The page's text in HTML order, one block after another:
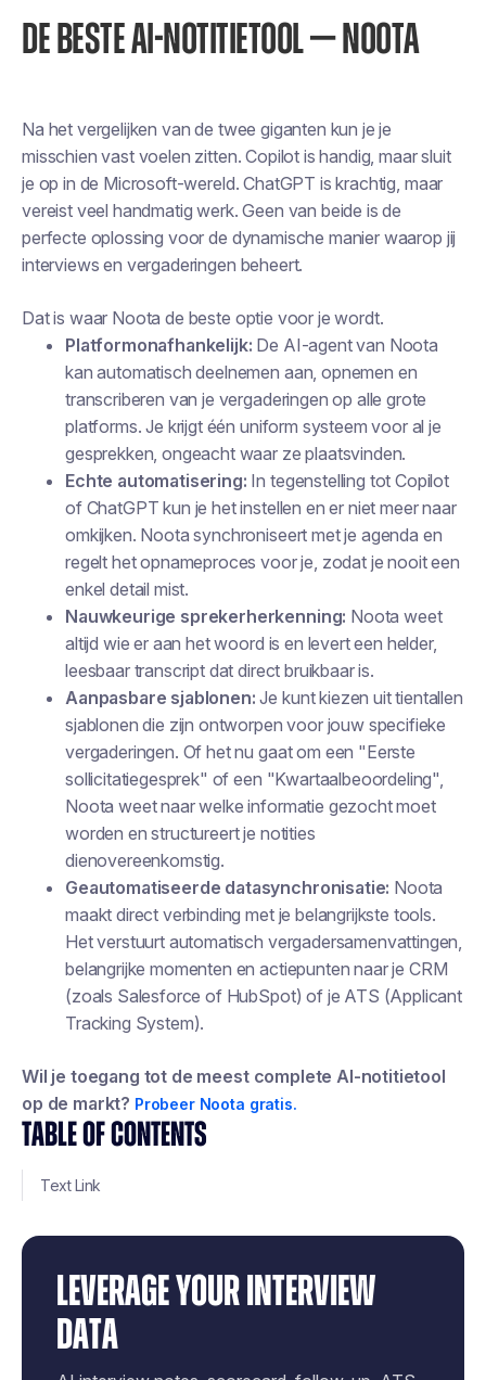
TABLE OF CONTENTS
Text Link
LEVERAGE YOUR INTERVIEW
DATA
DE BESTE AI-NOTITIETOOL — NOOTA
Na het vergelijken van de twee giganten kun je je
misschien vast voelen zitten. Copilot is handig, maar sluit
je op in de Microsoft-wereld. ChatGPT is krachtig, maar
vereist veel handmatig werk. Geen van beide is de
perfecte oplossing voor de dynamische manier waarop jij
interviews en vergaderingen beheert.
Dat is waar Noota de beste optie voor je wordt.
Platformonafhankelijk: De AI-agent van Noota
kan automatisch deelnemen aan, opnemen en
transcriberen van je vergaderingen op alle grote
platforms. Je krijgt één uniform systeem voor al je
gesprekken, ongeacht waar ze plaatsvinden.
Echte automatisering: In tegenstelling tot Copilot
of ChatGPT kun je het instellen en er niet meer naar
omkijken. Noota synchroniseert met je agenda en
regelt het opnameproces voor je, zodat je nooit een
enkel detail mist.
Nauwkeurige sprekerherkenning: Noota weet
altijd wie er aan het woord is en levert een helder,
leesbaar transcript dat direct bruikbaar is.
Aanpasbare sjablonen: Je kunt kiezen uit tientallen
sjablonen die zijn ontworpen voor jouw specifieke
vergaderingen. Of het nu gaat om een "Eerste
sollicitatiegesprek" of een "Kwartaalbeoordeling",
Noota weet naar welke informatie gezocht moet
worden en structureert je notities
dienovereenkomstig.
Geautomatiseerde datasynchronisatie: Noota
maakt direct verbinding met je belangrijkste tools.
Het verstuurt automatisch vergadersamenvattingen,
belangrijke momenten en actiepunten naar je CRM
(zoals Salesforce of HubSpot) of je ATS (Applicant
Tracking System).
Wil je toegang tot de meest complete AI-notitietool
op de markt? Probeer Noota gratis.